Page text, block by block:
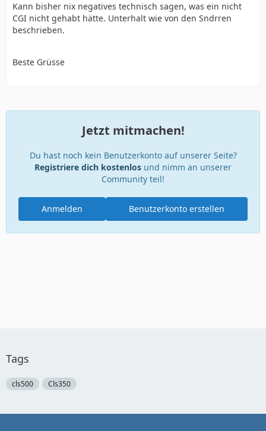
Kann bisher nix negatives technisch sagen, was ein nicht
CGI nicht gehabt hätte. Unterhalt wie von den Sndrren
beschrieben.
Beste Grüsse
Jetzt mitmachen!
Du hast noch kein Benutzerkonto auf unserer Seite?
Registriere dich kostenlos und nimm an unserer
Community teil!
Benutzerkonto erstellen
Anmelden
Tags
cls500 Cls350